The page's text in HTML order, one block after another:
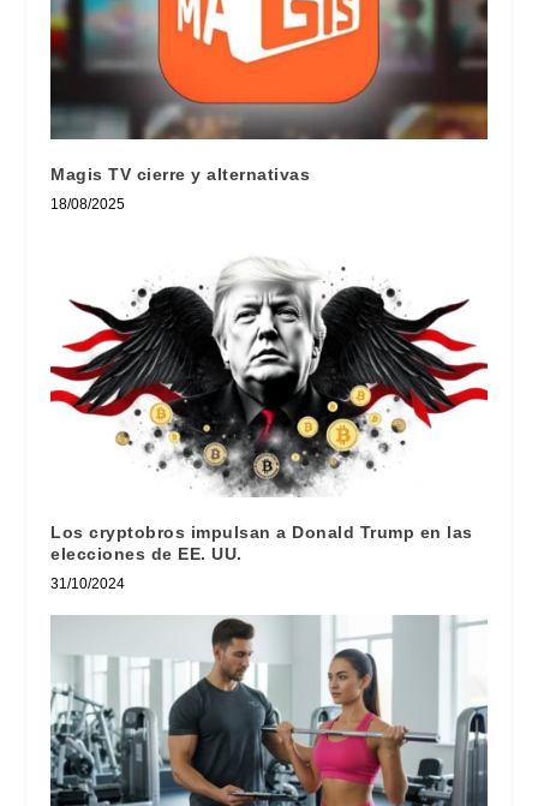
Magis TV cierre y alternativas
18/08/2025
Los cryptobros impulsan a Donald Trump en las
elecciones de EE. UU.
31/10/2024